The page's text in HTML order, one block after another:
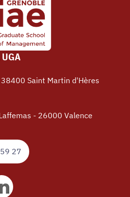
27
Saint Martin d'Hères
- 26000 Valence